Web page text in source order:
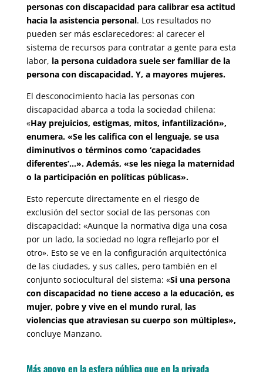
personas con discapacidad para calibrar esa actitud
hacia la asistencia personal. Los resultados no
pueden ser más esclarecedores: al carecer el
sistema de recursos para contratar a gente para esta
labor, la persona cuidadora suele ser familiar de la
persona con discapacidad. Y, a mayores mujeres.
El desconocimiento hacia las personas con
discapacidad abarca a toda la sociedad chilena:
«Hay prejuicios, estigmas, mitos, infantilización»,
enumera. «Se les califica con el lenguaje, se usa
diminutivos o términos como ‘capacidades
diferentes’…». Además, «se les niega la maternidad
o la participación en políticas públicas».
Esto repercute directamente en el riesgo de
exclusión del sector social de las personas con
discapacidad: «Aunque la normativa diga una cosa
por un lado, la sociedad no logra reflejarlo por el
otro». Esto se ve en la configuración arquitectónica
de las ciudades, y sus calles, pero también en el
conjunto sociocultural del sistema: «Si una persona
con discapacidad no tiene acceso a la educación, es
mujer, pobre y vive en el mundo rural, las
violencias que atraviesan su cuerpo son múltiples»,
concluye Manzano.
Más apoyo en la esfera pública que en la privada